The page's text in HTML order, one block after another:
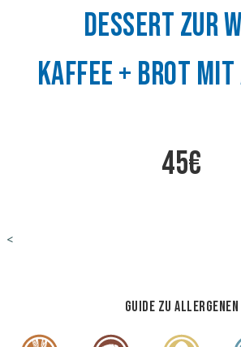
Dessert zur
Kaffee + Brot
45€
<
Guide zu Allergenen